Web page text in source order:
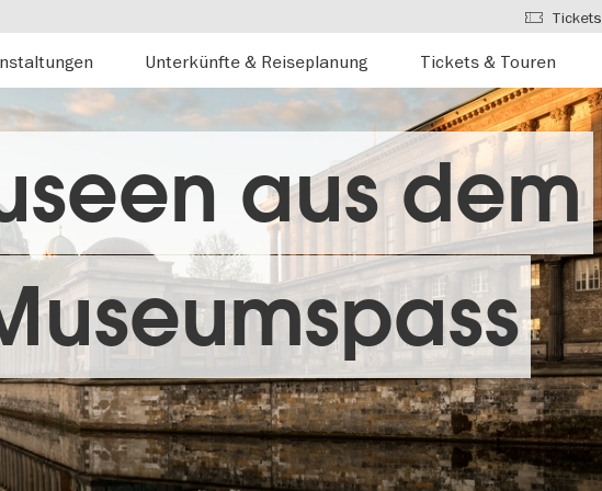
Unterkünfte & Reiseplanung Tickets & Touren
Tickets
aus dem